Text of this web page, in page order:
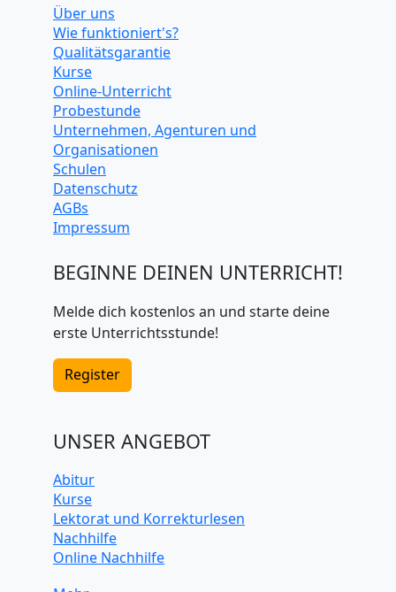
Über uns
Wie funktioniert's?
Qualitätsgarantie
Kurse
Online-Unterricht
Probestunde
Unternehmen, Agenturen und
Organisationen
Schulen
Datenschutz
AGBs
Impressum
BEGINNE DEINEN UNTERRICHT!
Melde dich kostenlos an und starte deine
erste Unterrichtsstunde!
Register
UNSER ANGEBOT
Abitur
Kurse
Lektorat und Korrekturlesen
Nachhilfe
Online Nachhilfe